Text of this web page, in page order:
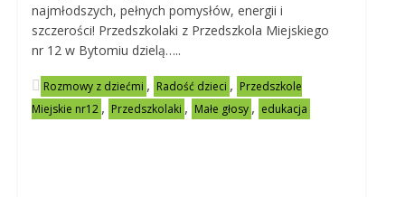
najmłodszych, pełnych pomysłów, energii i
szczerości! Przedszkolaki z Przedszkola Miejskiego
nr 12 w Bytomiu dzielą…..
Rozmowy z dziećmi , Radość dzieci , Przedszkole
Miejskie nr12 , Przedszkolaki , Małe głosy , edukacja